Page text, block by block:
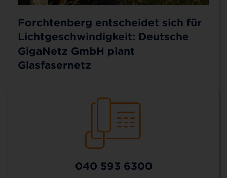
Forchtenberg entscheidet sich für
Lichtgeschwindigkeit: Deutsche
GigaNetz GmbH plant
Glasfasernetz
Bürgerinnen und Bürger entscheiden
Die Infrastruktur der Zukunft steht in
Forchtenberg auf der Agenda: Die
mit der Deutschen GigaNetz GmbH für den
Sie möchten mehr über 100 % Glasfaser bis ins
Zuhause (FTTH), über unsere günstigen MyNet-
Tarife und unsere Zusatzoptionen erfahren? Oder
Sie wollen schon einen Vertrag abschließen?
040 593 6300